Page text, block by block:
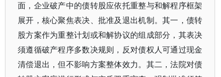
面，企业破产中的债转股应依托重整与和解程序框架
展开，核心聚焦表决、批准及退出机制。其一，债转
股方案作为重整计划或和解协议的组成部分，其表决
须遵循破产程序多数决规则，反对债权人可通过现金
清偿退出，但不影响方案整体效力。其二，法院对债